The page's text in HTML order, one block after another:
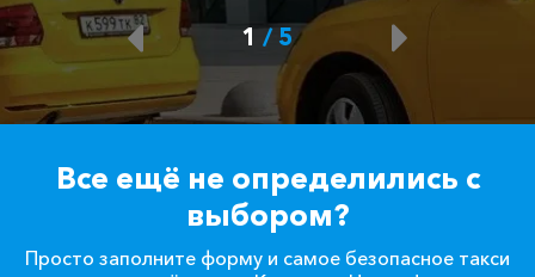
1 /5
Все ещё не определились с
выбором?
Просто заполните форму и самое безопасное такси